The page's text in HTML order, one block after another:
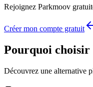
Rejoignez Parkmoov
Créer mon compte gratuit
Pourquoi choisir
Découvrez une alternative